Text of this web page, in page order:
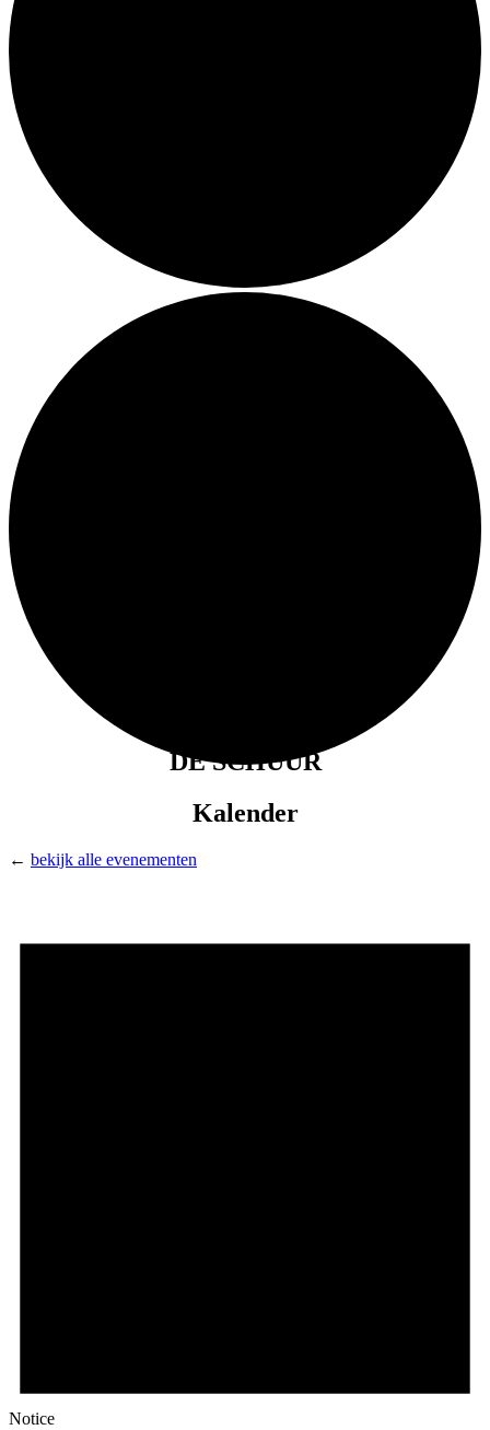
DE SCHUUR
Kalender
← bekijk alle evenementen
Notice